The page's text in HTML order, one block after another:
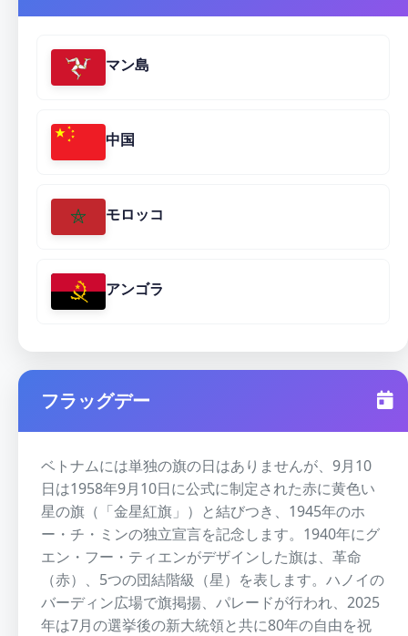
マン島
中国
モロッコ
アンゴラ
フラッグデー
ベトナムには単独の旗の日はありませんが、9月10
日は1958年9月10日に公式に制定された赤に黄色い
星の旗（「金星紅旗」）と結びつき、1945年のホ
ー・チ・ミンの独立宣言を記念します。1940年にグ
エン・フー・ティエンがデザインした旗は、革命
（赤）、5つの団結階級（星）を表します。ハノイの
バーディン広場で旗掲揚、パレードが行われ、2025
年は7月の選挙後の新大統領と共に80年の自由を祝